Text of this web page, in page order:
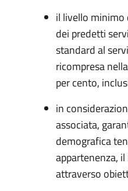
il livello minimo
dei predetti
standard al
ricompresa
per cento,
in
associata,
demografica
appartenenza,
attraverso